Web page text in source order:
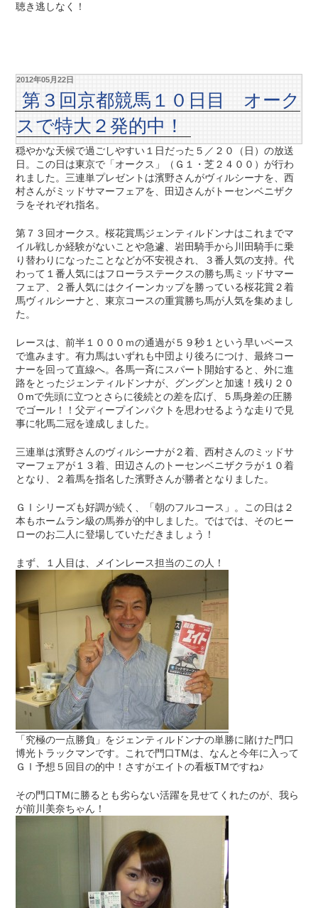
聴き逃しなく！
2012年05月22日
第３回京都競馬１０日目 オーク
スで特大２発的中！
穏やかな天候で過ごしやすい１日だった５／２０（日）の放送
日。この日は東京で「オークス」（Ｇ１・芝２４００）が行わ
れました。三連単プレゼントは濱野さんがヴィルシーナを、西
村さんがミッドサマーフェアを、田辺さんがトーセンベニザク
ラをそれぞれ指名。
第７３回オークス。桜花賞馬ジェンティルドンナはこれまでマ
イル戦しか経験がないことや急遽、岩田騎手から川田騎手に乗
り替わりになったことなどが不安視され、３番人気の支持。代
わって１番人気にはフローラステークスの勝ち馬ミッドサマー
フェア、２番人気にはクイーンカップを勝っている桜花賞２着
馬ヴィルシーナと、東京コースの重賞勝ち馬が人気を集めまし
た。
レースは、前半１０００ｍの通過が５９秒１という早いペース
で進みます。有力馬はいずれも中団より後ろにつけ、最終コー
ナーを回って直線へ。各馬一斉にスパート開始すると、外に進
路をとったジェンティルドンナが、グングンと加速！残り２０
０mで先頭に立つとさらに後続との差を広げ、５馬身差の圧勝
でゴール！！父ディープインパクトを思わせるような走りで見
事に牝馬二冠を達成しました。
三連単は濱野さんのヴィルシーナが２着、西村さんのミッドサ
マーフェアが１３着、田辺さんのトーセンベニザクラが１０着
となり、２着馬を指名した濱野さんが勝者となりました。
ＧⅠシリーズも好調が続く、「朝のフルコース」。この日は２
本もホームラン級の馬券が的中しました。ではでは、そのヒー
ローのお二人に登場していただきましょう！
まず、１人目は、メインレース担当のこの人！
「究極の一点勝負」をジェンティルドンナの単勝に賭けた門口
博光トラックマンです。これで門口TMは、なんと今年に入って
ＧⅠ予想５回目の的中！さすがエイトの看板TMですね♪
その門口TMに勝るとも劣らない活躍を見せてくれたのが、我ら
が前川美奈ちゃん！